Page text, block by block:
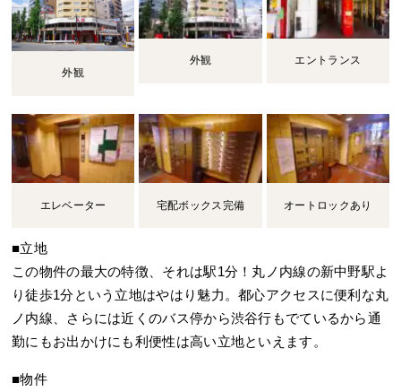
外観
外観 エントランス
エレベーター 宅配ボックス完備 オートロックあり
■立地
この物件の最大の特徴、それは駅1分！丸ノ内線の新中野駅よ
り徒歩1分という立地はやはり魅力。都心アクセスに便利な丸
ノ内線、さらには近くのバス停から渋谷行もでているから通
勤にもお出かけにも利便性は高い立地といえます。
■物件